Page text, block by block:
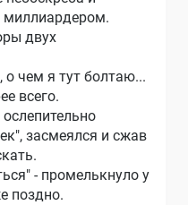
двух
чем я тут болтаю...
всего.
засмеялся и сжав
- промелькнуло у
поздно.